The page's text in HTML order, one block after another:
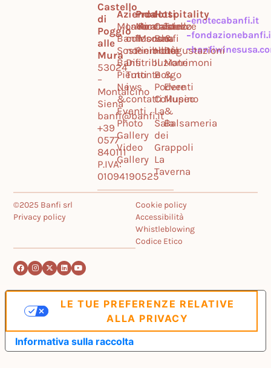
Castello
di
Poggio
alle
Mura
53024
–
Montalcino
Siena
banfi@banfi.it
+39
0577
840111
P.IVA:
01094190525
Azienda
Mondo
Banfi
Sostenibilità
Banfi
Piemonte
News
&
Eventi
Photo
Gallery
Video
Gallery
Lavora
con
noi
Distribuzione
Tutti
i
contatti
Prodotti
Montalcino
Toscana
Piemonte
Ricercatezze
Mondo
Hospitality
Castello
Banfi
Hotel
Il
Borgo
Podere
Collupino
La
Sala
dei
Grappoli
La
Taverna
Tour
&
Degustazioni
Matrimoni
&
Eventi
Museo
&
Balsameria
enotecabanfi.it
©2025 Banfi srl
Privacy policy
Cookie policy
Accessibilità
Whistleblowing
Codice Etico
Informativa sulla raccolta
LE TUE PREFERENZE RELATIVE
ALLA PRIVACY